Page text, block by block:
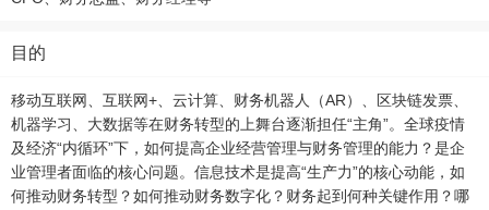
目的
移动互联网、互联网+、云计算、财务机器人（AR）、区块链发票、
机器学习、大数据等在财务转型的上舞台逐渐担任“主角”。全球疫情
及经济“内循环”下，如何提高企业经营管理与财务管理的能力？是企
业管理者面临的核心问题。信息技术是提高“生产力”的核心动能，如
何推动财务转型？如何推动财务数字化？财务起到何种关键作用？哪